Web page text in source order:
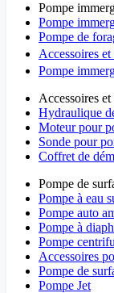
Pompe
Pompe
Pompe de
Accessoires
Pompe
Accessoires
Hydraulique
Moteur pour
Sonde pour
Coffret de
Pompe de
Pompe à eau
Pompe auto
Pompe à
Pompe
Accessoires
Pompe de
Pompe Jet